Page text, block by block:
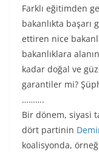
Farklı eğitimden
bakanlıkta başarı
ettiren nice
bakanlıklara
kadar doğal ve
garantiler mi?
……….
Bir dönem, siyasi
dört partinin
koalisyonda,